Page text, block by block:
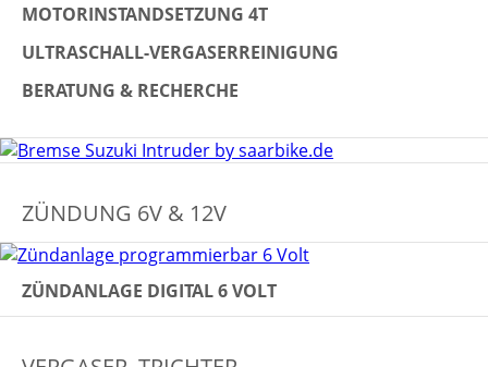
MOTORINSTANDSETZUNG 4T
ULTRASCHALL-VERGASERREINIGUNG
BERATUNG & RECHERCHE
ZÜNDUNG 6V & 12V
ZÜNDANLAGE DIGITAL 6 VOLT